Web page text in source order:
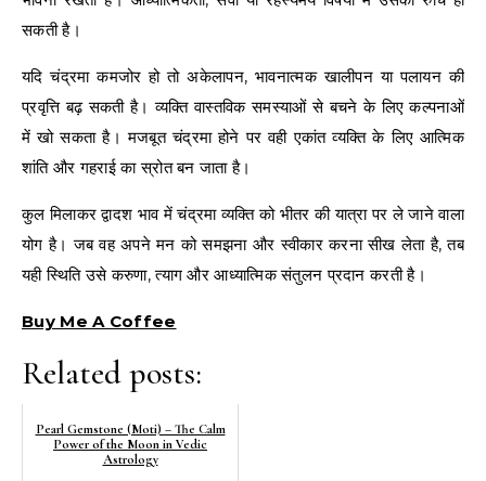
सकती है।
यदि चंद्रमा कमजोर हो तो अकेलापन, भावनात्मक खालीपन या पलायन की
प्रवृत्ति बढ़ सकती है। व्यक्ति वास्तविक समस्याओं से बचने के लिए कल्पनाओं
में खो सकता है। मजबूत चंद्रमा होने पर वही एकांत व्यक्ति के लिए आत्मिक
शांति और गहराई का स्रोत बन जाता है।
कुल मिलाकर द्वादश भाव में चंद्रमा व्यक्ति को भीतर की यात्रा पर ले जाने वाला
योग है। जब वह अपने मन को समझना और स्वीकार करना सीख लेता है, तब
यही स्थिति उसे करुणा, त्याग और आध्यात्मिक संतुलन प्रदान करती है।
Buy Me A Coffee
Related posts:
Pearl Gemstone (Moti) – The Calm
Power of the Moon in Vedic
Astrology